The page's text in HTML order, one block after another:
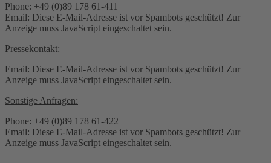
Phone: +49 (0)89 178 61-411
Email: Diese E-Mail-Adresse ist vor Spambots geschützt! Zur
Anzeige muss JavaScript eingeschaltet sein.
Pressekontakt:
Email: Diese E-Mail-Adresse ist vor Spambots geschützt! Zur
Anzeige muss JavaScript eingeschaltet sein.
Sonstige Anfragen:
Phone: +49 (0)89 178 61-422
Email: Diese E-Mail-Adresse ist vor Spambots geschützt! Zur
Anzeige muss JavaScript eingeschaltet sein.